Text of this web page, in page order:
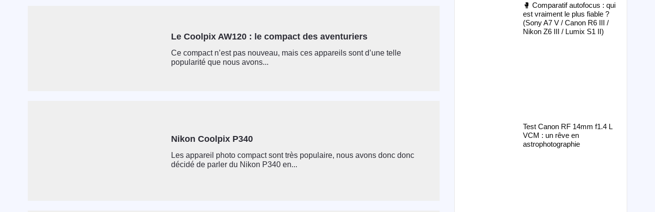
Le Coolpix AW120 : le compact des aventuriers
Ce compact n’est pas nouveau, mais ces appareils sont d’une telle
popularité que nous avons...
Nikon Coolpix P340
Les appareil photo compact sont très populaire, nous avons donc donc
décidé de parler du Nikon P340 en...
🥊 Comparatif autofocus : qui
est vraiment le plus fiable ?
(Sony A7 V / Canon R6 III /
Nikon Z6 III / Lumix S1 II)
Test Canon RF 14mm f1.4 L
VCM : un rêve en
astrophotographie